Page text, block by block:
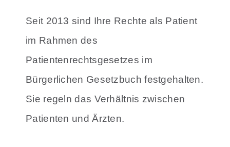
Seit 2013 sind Ihre Rechte als Patient
im Rahmen des
Patientenrechtsgesetzes im
Bürgerlichen Gesetzbuch festgehalten.
Sie regeln das Verhältnis zwischen
Patienten und Ärzten.